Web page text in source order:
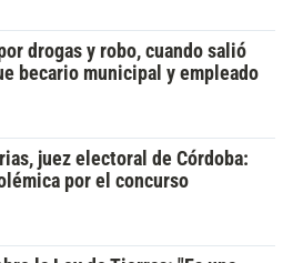
drogas y robo, cuando salió
becario municipal y empleado
juez electoral de Córdoba:
por el concurso